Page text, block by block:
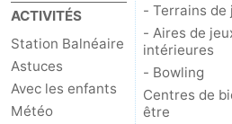
ACTIVITÉS
Station Balnéaire
Astuces
Avec les enfants
Météo
- Terrains de
- Aires de
intérieures
- Bowling
Centres de
être